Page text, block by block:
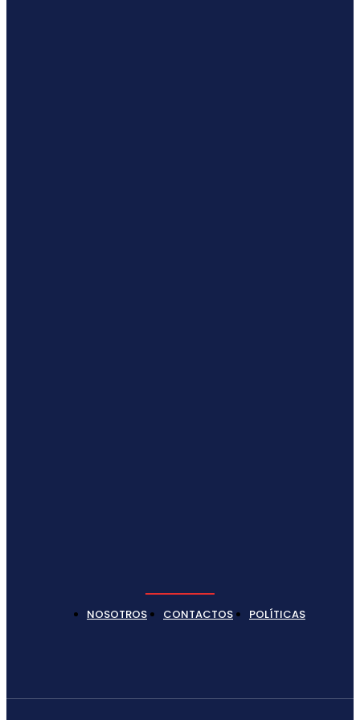
NOSOTROS CONTACTOS POLÍTICAS